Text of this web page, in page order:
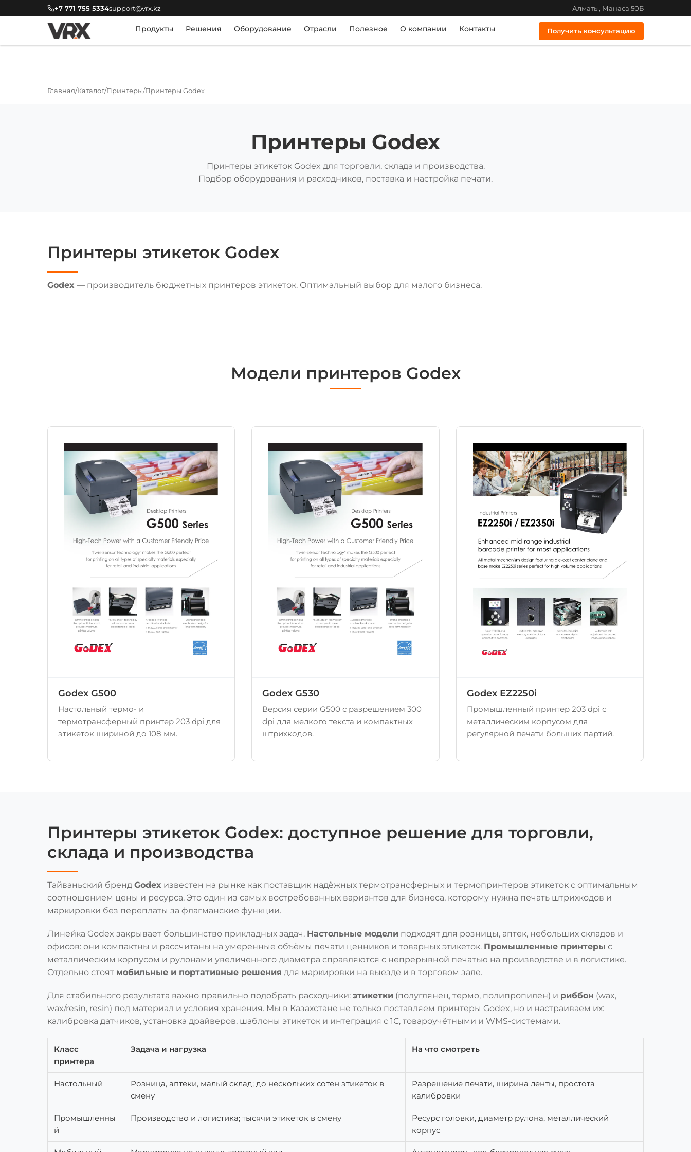
+7 771 755 5334support@vrx.kz Алматы, Манаса 50Б
Продукты Решения Оборудование Отрасли Полезное О компании Контакты Получить консультацию
Главная Каталог Принтеры Принтеры Godex
Принтеры Godex
Принтеры этикеток Godex для торговли, склада и производства.
Подбор оборудования и расходников, поставка и настройка печати.
Принтеры этикеток Godex
Godex — производитель бюджетных принтеров этикеток. Оптимальный выбор для малого бизнеса.
Модели принтеров Godex
Godex G500
Настольный термо- и
термотрансферный принтер 203 dpi для
этикеток шириной до 108 мм.
Godex G530
Версия серии G500 с разрешением 300
dpi для мелкого текста и компактных
штрихкодов.
Godex EZ2250i
Промышленный принтер 203 dpi с
металлическим корпусом для
регулярной печати больших партий.
Принтеры этикеток Godex: доступное решение для торговли,
склада и производства
Тайваньский бренд Godex известен на рынке как поставщик надёжных термотрансферных и термопринтеров этикеток с оптимальным
соотношением цены и ресурса. Это один из самых востребованных вариантов для бизнеса, которому нужна печать штрихкодов и
маркировки без переплаты за флагманские функции.
Линейка Godex закрывает большинство прикладных задач. Настольные модели подходят для розницы, аптек, небольших складов и
офисов: они компактны и рассчитаны на умеренные объёмы печати ценников и товарных этикеток. Промышленные принтеры с
металлическим корпусом и рулонами увеличенного диаметра справляются с непрерывной печатью на производстве и в логистике.
Отдельно стоят мобильные и портативные решения для маркировки на выезде и в торговом зале.
Для стабильного результата важно правильно подобрать расходники: этикетки (полуглянец, термо, полипропилен) и риббон (wax,
wax/resin, resin) под материал и условия хранения. Мы в Казахстане не только поставляем принтеры Godex, но и настраиваем их:
калибровка датчиков, установка драйверов, шаблоны этикеток и интеграция с 1С, товароучётными и WMS-системами.
Класс
принтера
Задача и нагрузка На что смотреть
Настольный
Розница, аптеки, малый склад; до нескольких сотен этикеток в
смену
Разрешение печати, ширина ленты, простота
калибровки
Промышленны
й
Производство и логистика; тысячи этикеток в смену
Ресурс головки, диаметр рулона, металлический
корпус